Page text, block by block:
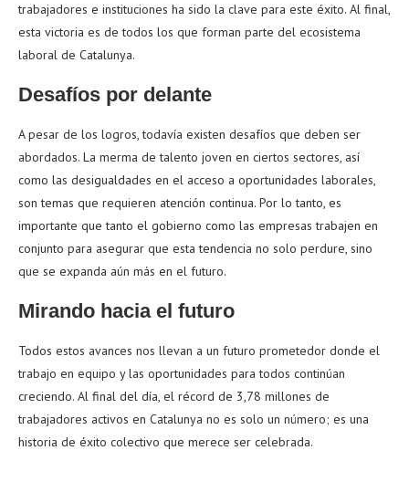
trabajadores e instituciones ha sido la clave para este éxito. Al final,
esta victoria es de todos los que forman parte del ecosistema
laboral de Catalunya.
Desafíos por delante
A pesar de los logros, todavía existen desafíos que deben ser
abordados. La merma de talento joven en ciertos sectores, así
como las desigualdades en el acceso a oportunidades laborales,
son temas que requieren atención continua. Por lo tanto, es
importante que tanto el gobierno como las empresas trabajen en
conjunto para asegurar que esta tendencia no solo perdure, sino
que se expanda aún más en el futuro.
Mirando hacia el futuro
Todos estos avances nos llevan a un futuro prometedor donde el
trabajo en equipo y las oportunidades para todos continúan
creciendo. Al final del día, el récord de 3,78 millones de
trabajadores activos en Catalunya no es solo un número; es una
historia de éxito colectivo que merece ser celebrada.